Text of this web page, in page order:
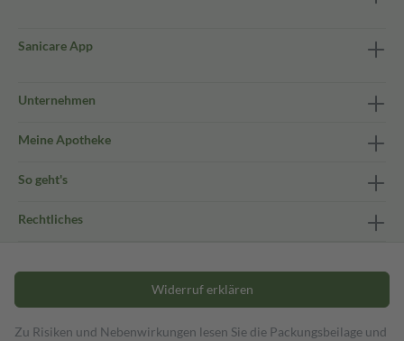
Sanicare App
Unternehmen
Meine Apotheke
So geht's
Rechtliches
Widerruf erklären
Zu Risiken und Nebenwirkungen lesen Sie die Packungsbeilage und